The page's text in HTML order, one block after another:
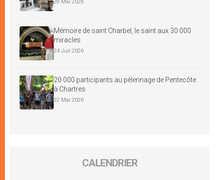
28 Mai 2026
Mémoire de saint Charbel, le saint aux 30 000
miracles
24 Juil 2026
20 000 participants au pèlerinage de Pentecôte
à Chartres
22 Mai 2026
CALENDRIER